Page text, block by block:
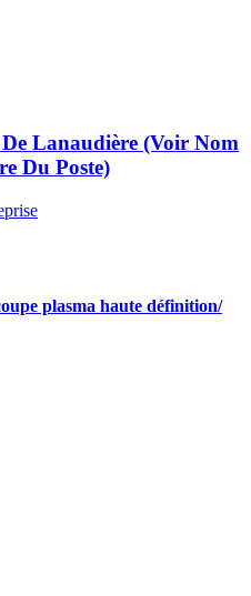
Lanaudière (Voir Nom
Du Poste)
plasma haute définition/